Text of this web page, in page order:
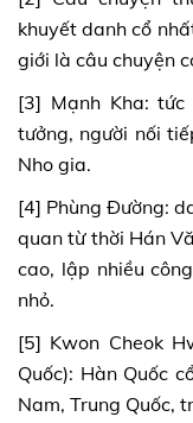
khuyết danh cổ
giới là câu chuyện
[3] Mạnh Kha:
tưởng, người nối
Nho gia.
[4] Phùng Đường:
quan từ thời Hán
cao, lập nhiều
nhỏ.
[5] Kwon Cheok
Quốc): Hàn Quốc
Nam, Trung Quốc,